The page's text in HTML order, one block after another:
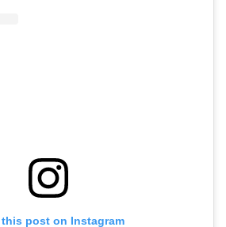
this post on Instagram